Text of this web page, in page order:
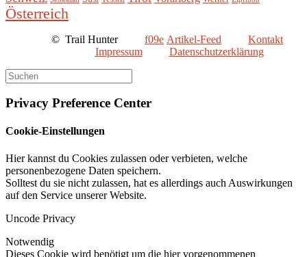
Österreich
© Trail Hunter Artikel-Feed
Kontakt
Impressum
Datenschutzerklärung
Privacy Preference Center
Cookie-Einstellungen
Hier kannst du Cookies zulassen oder verbieten, welche
personenbezogene Daten speichern.
Solltest du sie nicht zulassen, hat es allerdings auch Auswirkungen
auf den Service unserer Website.
Uncode Privacy
Notwendig
Dieses Cookie wird benötigt um die hier vorgenommenen